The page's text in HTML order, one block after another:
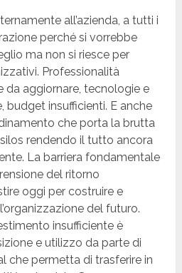
all’azienda, a tutti i
perché si vorrebbe
ma non si riesce per
Professionalità
da aggiornare, tecnologie e
budget insufficienti. E anche
che porta la brutta
rendendo il tutto ancora
La barriera fondamentale
del ritorno
oggi per costruire e
del futuro.
insufficiente è
e utilizzo da parte di
che permetta di trasferire in